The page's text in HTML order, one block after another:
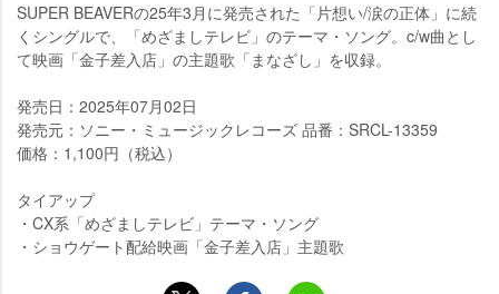
SUPER BEAVERの25年3月に発売された「片想い/涙の正体」に続
くシングルで、「めざましテレビ」のテーマ・ソング。c/w曲とし
て映画「金子差入店」の主題歌「まなざし」を収録。
発売日：2025年07月02日
発売元：ソニー・ミュージックレコーズ 品番：SRCL-13359
価格：1,100円（税込）
タイアップ
・CX系「めざましテレビ」テーマ・ソング
・ショウゲート配給映画「金子差入店」主題歌